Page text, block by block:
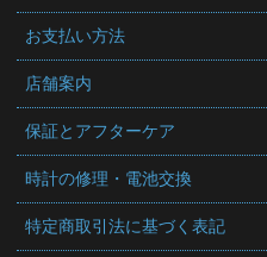
お支払い方法
店舗案内
保証とアフターケア
時計の修理・電池交換
特定商取引法に基づく表記